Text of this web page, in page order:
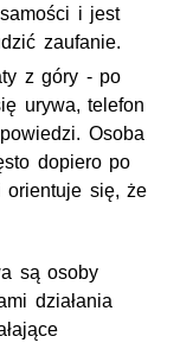
i jest
zaufanie.
z góry - po
urywa, telefon
Osoba
dopiero po
orientuje się, że
są osoby
działania